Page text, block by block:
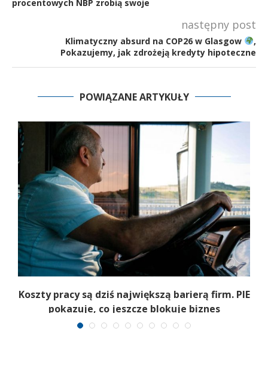
procentowych NBP zrobią swoje
następny post
Klimatyczny absurd na COP26 w Glasgow
,
Pokazujemy, jak zdrożeją kredyty hipoteczne
POWIĄZANE ARTYKUŁY
Koszty pracy są dziś największą barierą firm. PIE
pokazuje, co jeszcze blokuje biznes